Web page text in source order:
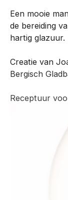
Een mooie
de bereiding
hartig glazuur.
Creatie van
Bergisch
Receptuur